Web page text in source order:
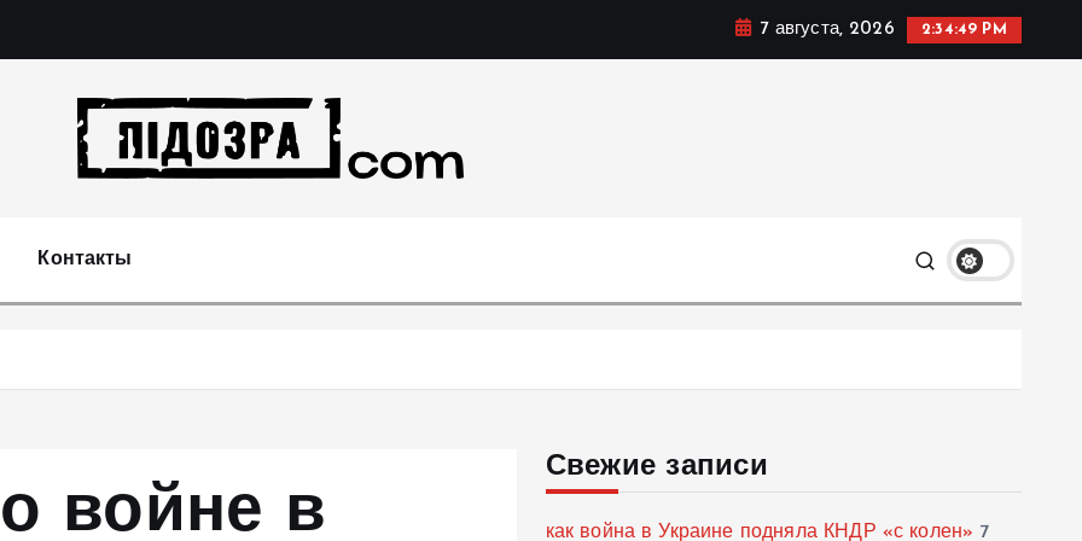
7 августа, 2026 2:34:50 PM
Контакты
войне в
Свежие записи
как война в Украине подняла КНДР «с колен» 7